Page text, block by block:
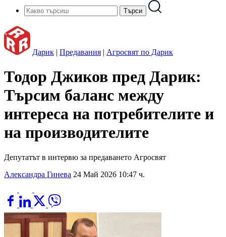
Дарик | Предавания | Агросвят по Дарик
Тодор Джиков пред Дарик:
Търсим баланс между
интереса на потребителите и
на производителите
Депутатът в интервю за предаването Агросвят
Александра Гинева 24 Май 2026 10:47 ч.